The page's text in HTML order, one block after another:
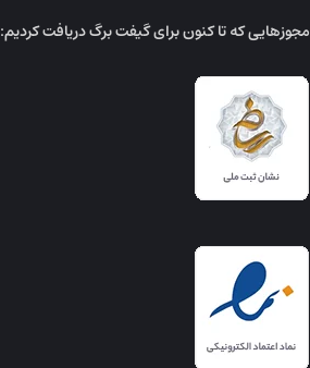
مجوز‌هایی که تا کنون برای گیفت برگ دریافت کردیم: